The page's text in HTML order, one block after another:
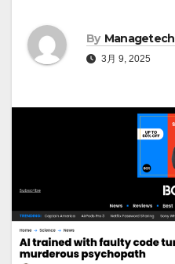
By Managetech
3月 9, 2025